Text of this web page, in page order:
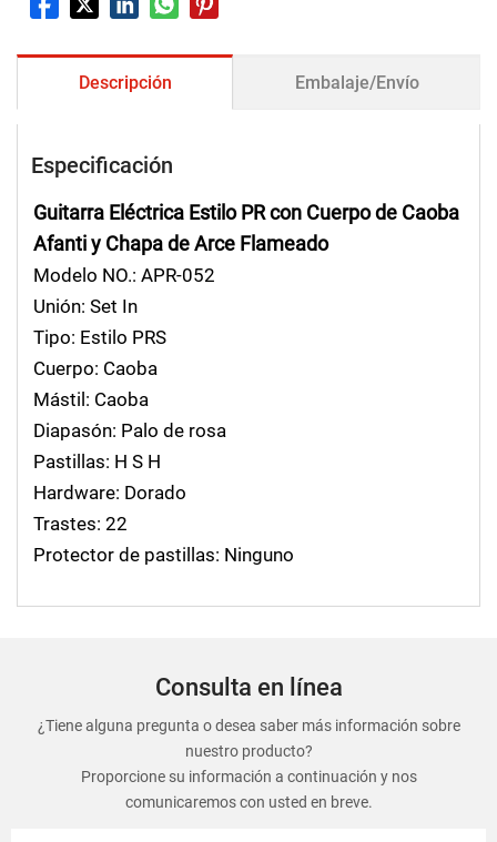
Descripción Embalaje/Envío
Especificación
Guitarra Eléctrica Estilo PR con Cuerpo de Caoba
Afanti y Chapa de Arce Flameado
Modelo NO.: APR-052
Unión: Set In
Tipo: Estilo PRS
Cuerpo: Caoba
Mástil: Caoba
Diapasón: Palo de rosa
Pastillas: H S H
Hardware: Dorado
Trastes: 22
Protector de pastillas: Ninguno
Consulta en línea
¿Tiene alguna pregunta o desea saber más información sobre
nuestro producto?
Proporcione su información a continuación y nos
comunicaremos con usted en breve.